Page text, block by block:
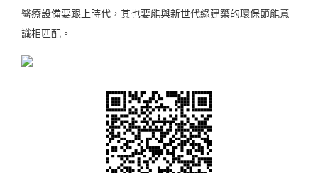
醫療設備要跟上時代，其也要能與新世代綠建築的環保節能意
識相匹配。